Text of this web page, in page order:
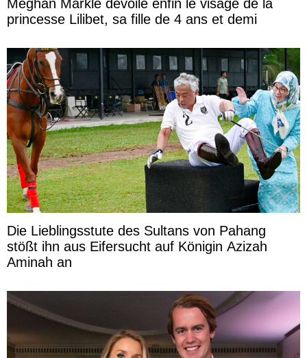
Meghan Markle dévoile enfin le visage de la
princesse Lilibet, sa fille de 4 ans et demi
Die Lieblingsstute des Sultans von Pahang
stößt ihn aus Eifersucht auf Königin Azizah
Aminah an